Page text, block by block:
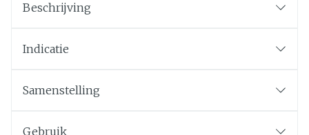
Beschrijving
Indicatie
Samenstelling
Gebruik